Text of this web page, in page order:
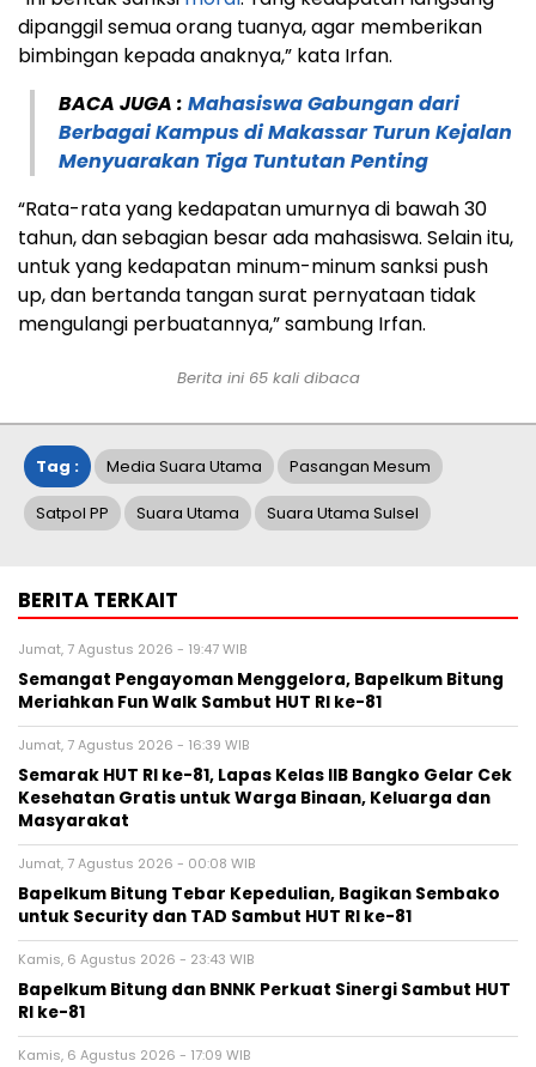
dipanggil semua orang tuanya, agar memberikan
bimbingan kepada anaknya,” kata Irfan.
BACA JUGA : Mahasiswa Gabungan dari
Berbagai Kampus di Makassar Turun Kejalan
Menyuarakan Tiga Tuntutan Penting
“Rata-rata yang kedapatan umurnya di bawah 30
tahun, dan sebagian besar ada mahasiswa. Selain itu,
untuk yang kedapatan minum-minum sanksi push
up, dan bertanda tangan surat pernyataan tidak
mengulangi perbuatannya,” sambung Irfan.
Berita ini 65kali dibaca
Tag : Media Suara Utama Pasangan Mesum
Satpol PP Suara Utama Suara Utama Sulsel
BERITA TERKAIT
Jumat, 7 Agustus 2026 - 19:47 WIB
Semangat Pengayoman Menggelora, Bapelkum Bitung
Meriahkan Fun Walk Sambut HUT RI ke-81
Jumat, 7 Agustus 2026 - 16:39 WIB
Semarak HUT RI ke-81, Lapas Kelas IIB Bangko Gelar Cek
Kesehatan Gratis untuk Warga Binaan, Keluarga dan
Masyarakat
Jumat, 7 Agustus 2026 - 00:08 WIB
Bapelkum Bitung Tebar Kepedulian, Bagikan Sembako
untuk Security dan TAD Sambut HUT RI ke-81
Kamis, 6 Agustus 2026 - 23:43 WIB
Bapelkum Bitung dan BNNK Perkuat Sinergi Sambut HUT
RI ke-81
Kamis, 6 Agustus 2026 - 17:09 WIB